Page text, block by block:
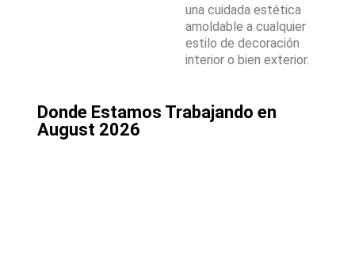
una cuidada estética
amoldable a cualquier
estilo de decoración
interior o bien exterior.
Donde Estamos Trabajando en
August 2026